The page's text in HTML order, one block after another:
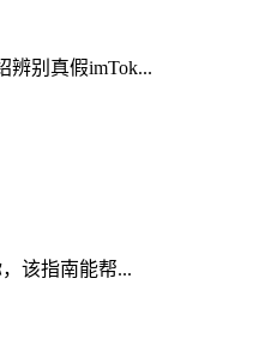
辨别真假imTok...
该指南能帮...